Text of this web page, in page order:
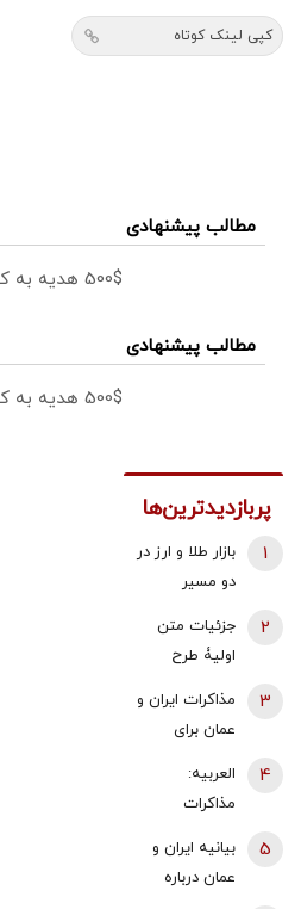
کپی لینک کوتاه
مطالب پیشنهادی
500$ هدیه به کاربران جدید،ثبت نام کن
مطالب پیشنهادی
500$ هدیه به کاربران جدید،ثبت نام کن
پربازدیدترین‌ها
بازار طلا و ارز در
دو مسیر
عقب نشست،
اونس جهانی
بالا رفتند |
مثبت به
رسید!
1
جزئیات متن
اولیۀ طرح
شد
2
مذاکرات ایران و
عمان برای
رویترز خبر داد
3
العربیه:
مذاکرات
4
بیانیه ایران و
عمان درباره
5